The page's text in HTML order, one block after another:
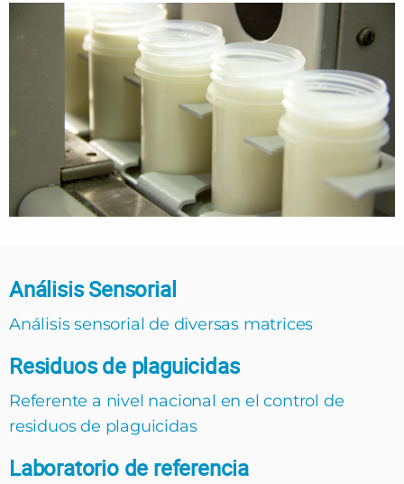
Análisis Sensorial
Análisis sensorial de diversas matrices
Residuos de plaguicidas
Referente a nivel nacional en el control de
residuos de plaguicidas
Laboratorio de referencia